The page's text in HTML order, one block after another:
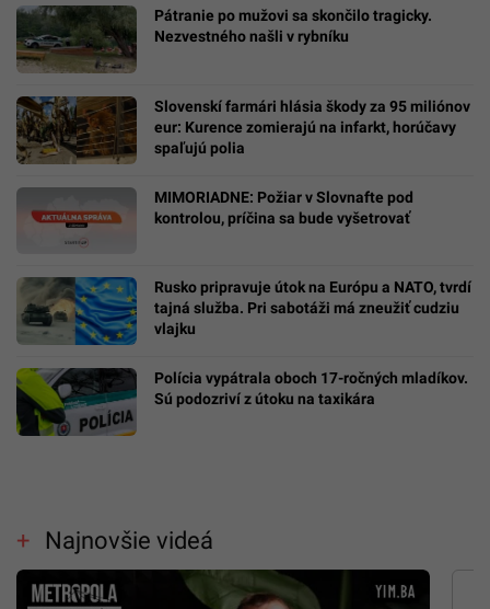
Pátranie po mužovi sa skončilo tragicky.
Nezvestného našli v rybníku
Slovenskí farmári hlásia škody za 95 miliónov
eur: Kurence zomierajú na infarkt, horúčavy
spaľujú polia
MIMORIADNE: Požiar v Slovnafte pod
kontrolou, príčina sa bude vyšetrovať
Rusko pripravuje útok na Európu a NATO, tvrdí
tajná služba. Pri sabotáži má zneužiť cudziu
vlajku
Polícia vypátrala oboch 17-ročných mladíkov.
Sú podozriví z útoku na taxikára
Najnovšie videá